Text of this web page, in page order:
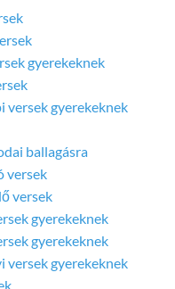
gyerekeknek
versek gyerekeknek
ballagásra
versek
versek
gyerekeknek
gyerekeknek
versek gyerekeknek